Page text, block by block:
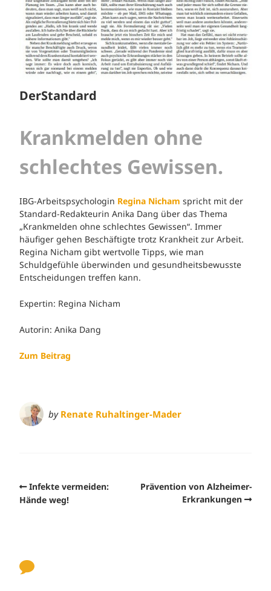
DerStandard
Krankmelden ohne
schlechtes Gewissen.
IBG-Arbeitspsychologin Regina Nicham spricht mit der
Standard-Redakteurin Anika Dang über das Thema
„Krankmelden ohne schlechtes Gewissen“. Immer
häufiger gehen Beschäftigte trotz Krankheit zur Arbeit.
Regina Nicham gibt wertvolle Tipps, wie man
Schuldgefühle überwinden und gesundheitsbewusste
Entscheidungen treffen kann.
Expertin: Regina Nicham
Autorin: Anika Dang
Zum Beitrag
by Renate Ruhaltinger-Mader
Infekte vermeiden:
Hände weg!
Prävention von Alzheimer-
Erkrankungen